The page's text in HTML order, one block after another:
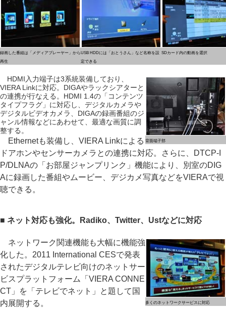
録画した番組は「メディアプレーヤー」から
再生
USB HDDには「おとうさん」など名称を設
定できる
SDカード内の動画を選択
背面端子部
HDMI入力端子は3系統装備しており、
VIERA Linkに対応。DIGAやラックシアターと
の連携が行なえる。HDMI 1.4の「コンテンツ
タイプフラグ」に対応し、デジタルカメラや
デジタルビデオカメラ、DIGAの録画番組のジ
ャンル情報などにあわせて、最適な画質に調
整する。
Ethernetも装備し、VIERA Linkによる
ドアホンやセンサーカメラとの連携に対応。さらに、DTCP-I
P/DLNAの「お部屋ジャンプリンク」機能により、別室のDIG
Aに録画した番組やムービー、デジカメ写真などをVIERAで視
聴できる。
■ ネット対応も強化。Radiko、Twitter、Ustなどに対応
多くのネットワークサービスに対応
ネットワーク関連機能も大幅に機能強
化した。2011 International CESで発表
されたデジタルテレビ向けのネットサー
ビスプラットフォーム「VIERA CONNE
CT」を「テレビでネット」と題して国
内展開する。